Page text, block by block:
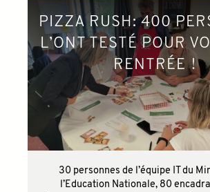
PIZZA RUSH: 400
L’ONT TESTÉ POUR
RENTRÉE !
30 personnes de l’équipe IT du
l’Education Nationale, 80